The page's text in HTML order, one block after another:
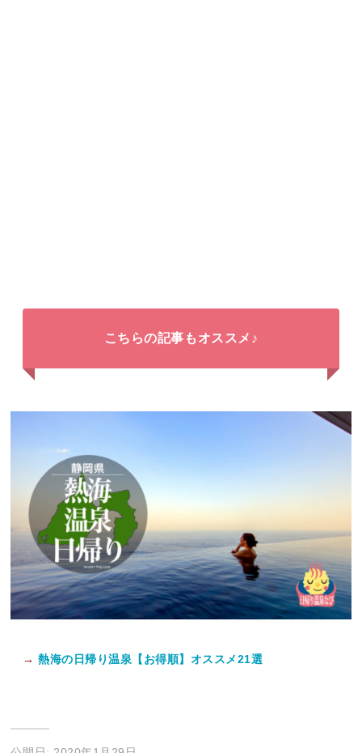
こちらの記事もオススメ♪
→ 熱海の日帰り温泉【お得順】オススメ21選